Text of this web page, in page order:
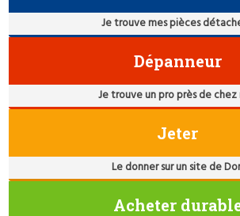
Je trouve mes pièces
Dépanneur
Je trouve un pro près de chez
Jeter
Le donner sur un site de
Acheter